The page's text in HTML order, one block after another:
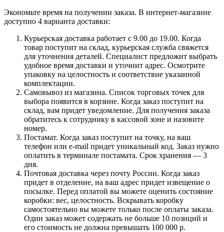
Экономьте время на получении заказа. В интернет-магазине
доступно 4 варианта доставки:
Курьерская доставка работает с 9.00 до 19.00. Когда
товар поступит на склад, курьерская служба свяжется
для уточнения деталей. Специалист предложит выбрать
удобное время доставки и уточнит адрес. Осмотрите
упаковку на целостность и соответствие указанной
комплектации.
Самовывоз из магазина. Список торговых точек для
выбора появится в корзине. Когда заказ поступит на
склад, вам придет уведомление. Для получения заказа
обратитесь к сотруднику в кассовой зоне и назовите
номер.
Постамат. Когда заказ поступит на точку, на ваш
телефон или e-mail придет уникальный код. Заказ нужно
оплатить в терминале постамата. Срок хранения — 3
дня.
Почтовая доставка через почту России. Когда заказ
придет в отделение, на ваш адрес придет извещение о
посылке. Перед оплатой вы можете оценить состояние
коробки: вес, целостность. Вскрывать коробку
самостоятельно вы можете только после оплаты заказа.
Один заказ может содержать не больше 10 позиций и
его стоимость не должна превышать 100 000 р.